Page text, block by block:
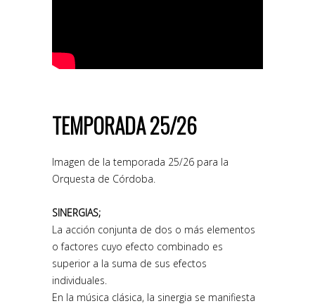
TEMPORADA 25/26
Imagen de la temporada 25/26 para la
Orquesta de Córdoba.
SINERGIAS;
La acción conjunta de dos o más elementos
o factores cuyo efecto combinado es
superior a la suma de sus efectos
individuales.
En la música clásica, la sinergia se manifiesta